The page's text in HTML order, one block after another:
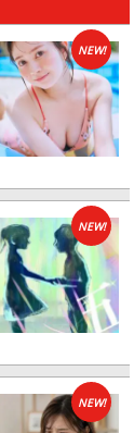
NEW!
NEW!
NEW!